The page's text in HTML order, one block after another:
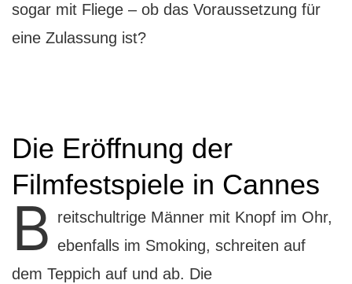
sogar mit Fliege – ob das Voraussetzung für
eine Zulassung ist?
Die Eröffnung der
Filmfestspiele in Cannes
B reitschultrige Männer mit Knopf im Ohr,
ebenfalls im Smoking, schreiten auf
dem Teppich auf und ab. Die